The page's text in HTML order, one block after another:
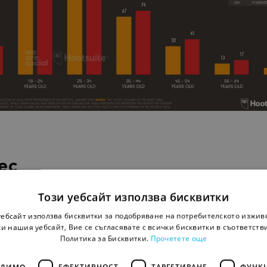
от бизнеса, която забеляза нарастващото значение
като платформа за комуникация с потребителите,
видео, извлече осезаеми ползи през 2017 година.
Този уебсайт използва бисквитки
използва бисквитки за подобряване на потребителското
нашия уебсайт, Вие се съгласявате с всички бисквитки в
Политика за Бисквитки. Прочетете още